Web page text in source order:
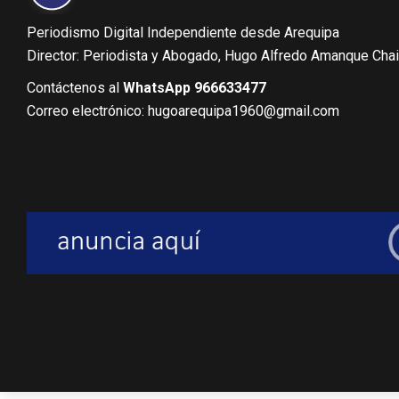
Periodismo Digital Independiente desde Arequipa
Director: Periodista y Abogado, Hugo Alfredo Amanque
Contáctenos al WhatsApp 966633477
Correo electrónico: hugoarequipa1960@gmail.com